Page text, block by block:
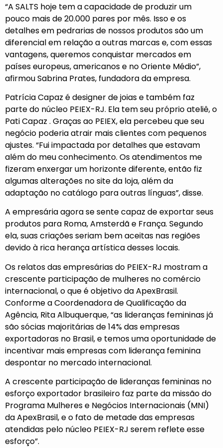
“A SALTS hoje tem a capacidade de produzir um
pouco mais de 20.000 pares por mês. Isso e os
detalhes em pedrarias de nossos produtos são um
diferencial em relação a outras marcas e, com essas
vantagens, queremos conquistar mercados em
países europeus, americanos e no Oriente Médio”,
afirmou Sabrina Prates, fundadora da empresa.
Patrícia Capaz é designer de joias e também faz
parte do núcleo PEIEX-RJ. Ela tem seu próprio ateliê, o
Pati Capaz . Graças ao PEIEX, ela percebeu que seu
negócio poderia atrair mais clientes com pequenos
ajustes. “Fui impactada por detalhes que estavam
além do meu conhecimento. Os atendimentos me
fizeram enxergar um horizonte diferente, então fiz
algumas alterações no site da loja, além da
adaptação no catálogo para outras línguas”, disse.
A empresária agora se sente capaz de exportar seus
produtos para Roma, Amsterdã e França. Segundo
ela, suas criações seriam bem aceitas nas regiões
devido à rica herança artística desses locais.
Os relatos das empresárias do PEIEX-RJ mostram a
crescente participação de mulheres no comércio
internacional, o que é objetivo da ApexBrasil.
Conforme a Coordenadora de Qualificação da
Agência, Rita Albuquerque, “as lideranças femininas já
são sócias majoritárias de 14% das empresas
exportadoras no Brasil, e temos uma oportunidade de
incentivar mais empresas com liderança feminina
despontar no mercado internacional.
A crescente participação de lideranças femininas no
esforço exportador brasileiro faz parte da missão do
Programa Mulheres e Negócios Internacionais (MNI)
da ApexBrasil, e o fato de metade das empresas
atendidas pelo núcleo PEIEX-RJ serem reflete esse
esforço”.